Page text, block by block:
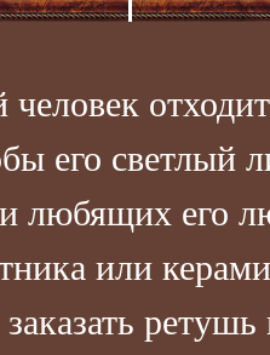
его светлый
любящих его
или
ретушь